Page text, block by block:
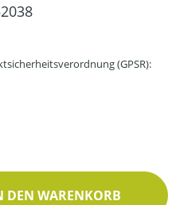
(GPSR):
gewünschten
DEN WARENKORB